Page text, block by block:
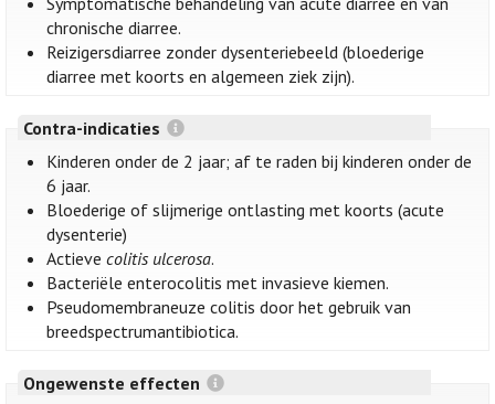
chronische diarree.
Reizigersdiarree zonder dysenteriebeeld (bloederige
diarree met koorts en algemeen ziek zijn).
Contra-indicaties
Kinderen onder de 2 jaar; af te raden bij kinderen onder de
6 jaar.
Bloederige of slijmerige ontlasting met koorts (acute
dysenterie)
Actievecolitis ulcerosa.
Bacteriële enterocolitis met invasieve kiemen.
Pseudomembraneuze colitis door het gebruik van
breedspectrumantibiotica.
Ongewenste effecten